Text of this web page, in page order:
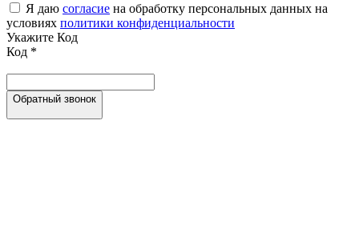
Я даю согласие на обработку персональных данных на
условиях политики конфиденциальности
Укажите Код
Код *
Обратный звонок